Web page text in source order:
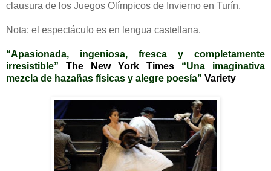
clausura de los Juegos Olímpicos de Invierno en Turín.
Nota: el espectáculo es en lengua castellana.
“Apasionada, ingeniosa, fresca y completamente
irresistible”
The New York Times
“Una imaginativa
mezcla de hazañas físicas y alegre poesía” Variety